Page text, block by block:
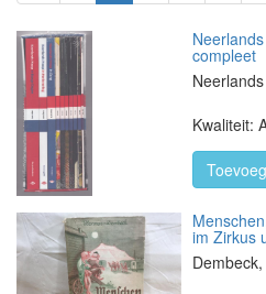
compleet
Kwaliteit:
im Zirkus